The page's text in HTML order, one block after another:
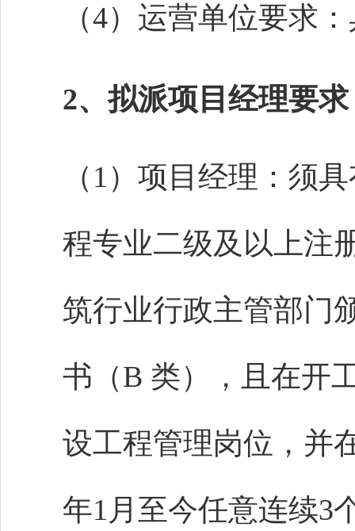
（4）运营单位要求
2、拟派项目经理要
（ 1）项目经理 ： 须
程专业二级及以上注
筑行业行政主管部门
书（B 类），且在开
设工程管理岗位，并
年1 月至今任意连续3